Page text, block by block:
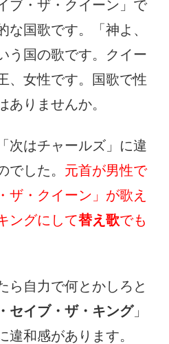
ブ・ザ・クイーン」で
な国歌です。「神よ、
う国の歌です。クイー
、女性です。国歌で性
ありませんか。
次はチャールズ」に違
でした。 元首が男性で
ザ・クイーン」が歌え
ングにして替え歌でも
ら自力で何とかしろと
セイブ・ザ・キング」
違和感があります。